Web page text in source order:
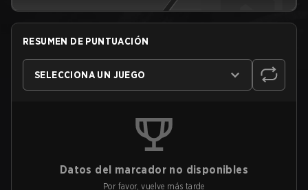
RESUMEN DE PUNTUACIÓN
SELECCIONA UN JUEGO
Datos del marcador no disponibles
Por favor, vuelve más tarde